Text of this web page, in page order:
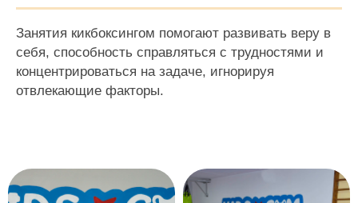
Занятия кикбоксингом помогают развивать веру в
себя, способность справляться с трудностями и
концентрироваться на задаче, игнорируя
отвлекающие факторы.